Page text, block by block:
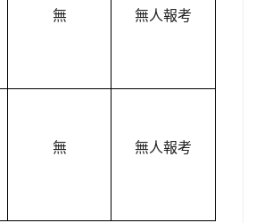
無 無人報考
無 無人報考